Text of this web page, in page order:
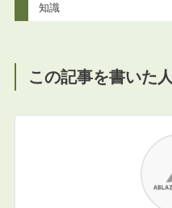
知識
この記事を書いた人